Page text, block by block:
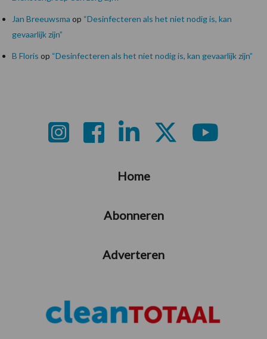
Jan Breeuwsma op “Desinfecteren als het niet nodig is, kan
gevaarlijk zijn”
B Floris op “Desinfecteren als het niet nodig is, kan gevaarlijk zijn”
Home
Abonneren
Adverteren